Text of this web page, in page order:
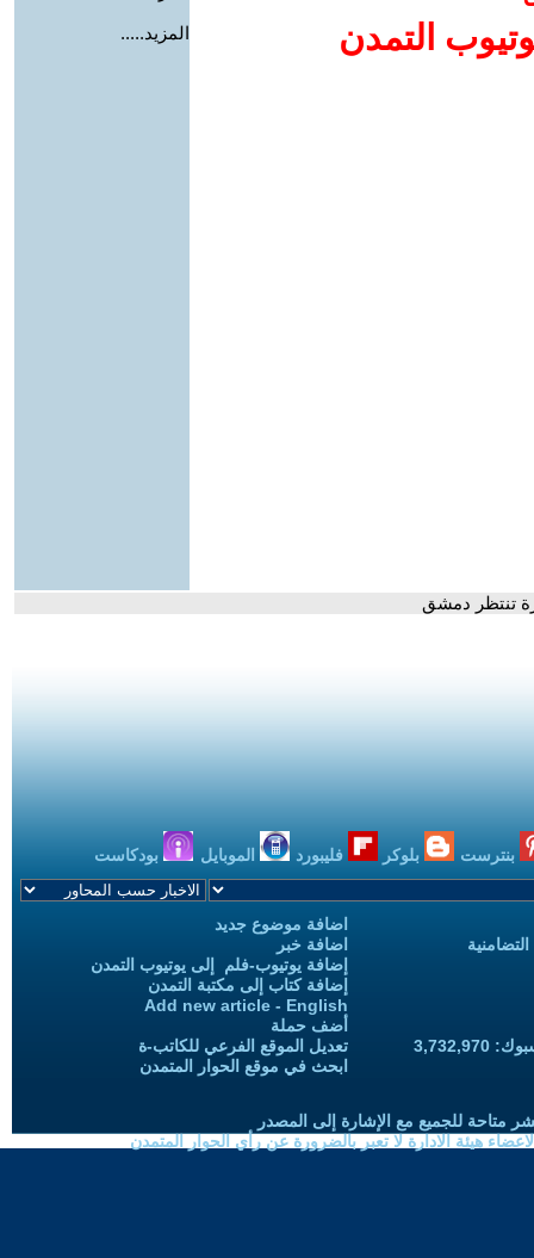
التمدن
المزيد.....
تنتظر دمشق
بنترست بلوكر فليبورد الموبايل بودكاست
اضافة موضوع جديد
اضافة خبر
إضافة يوتيوب-فلم إلى يوتيوب التمدن
إضافة كتاب إلى مكتبة التمدن
Add new article - English
أضف حملة
تعديل الموقع الفرعي للكاتب-ة
ابحث في موقع الحوار المتمدن
متاحة للجميع مع الإشارة إلى المصدر
هيئة الادارة لا تعبر بالضرورة عن رأي الحوار المتمدن